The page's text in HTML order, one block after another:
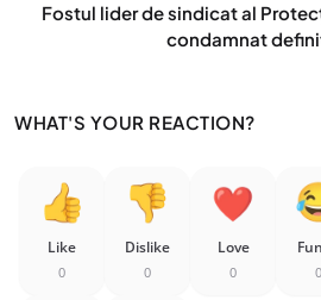
Fostul lider de sindicat al
condamnat
WHAT'S YOUR REACTION?
Like
0
Dislike
0
Love
0 0